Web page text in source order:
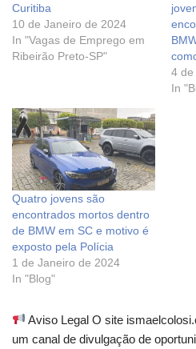
Curitiba
10 de Janeiro de 2024
In "Vagas de Emprego em
Ribeirão Preto-SP"
4 de
In
Quatro jovens são
encontrados mortos dentro
de BMW em SC e motivo é
exposto pela Polícia
1 de Janeiro de 2024
In "Blog"
Aviso Legal O site
um canal de divulgação de